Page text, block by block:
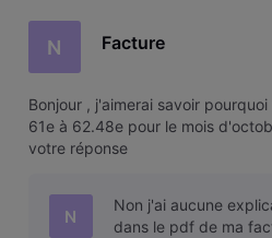
N Facture
Bonjour , j'aimerai savoir
61e à 62.48e pour le mois
votre réponse
N
Non j'ai aucune
dans le pdf de ma